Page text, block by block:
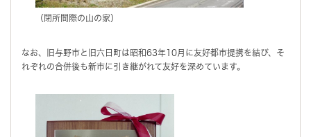
（閉所間際の山の家）
なお、旧与野市と旧六日町は昭和63年10月に友好都市提携を結び、そ
れぞれの合併後も新市に引き継がれて友好を深めています。